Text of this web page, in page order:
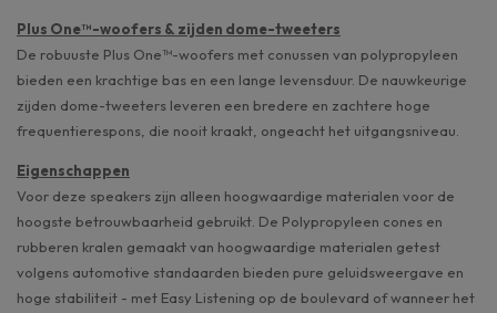
Plus One™-woofers & zijden dome-tweeters
De robuuste Plus One™-woofers met conussen van polypropyleen
bieden een krachtige bas en een lange levensduur. De nauwkeurige
zijden dome-tweeters leveren een bredere en zachtere hoge
frequentierespons, die nooit kraakt, ongeacht het uitgangsniveau.
Eigenschappen
Voor deze speakers zijn alleen hoogwaardige materialen voor de
hoogste betrouwbaarheid gebruikt. De Polypropyleen cones en
rubberen kralen gemaakt van hoogwaardige materialen getest
volgens automotive standaarden bieden pure geluidsweergave en
hoge stabiliteit - met Easy Listening op de boulevard of wanneer het